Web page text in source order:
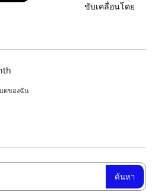
ขับเคลื่อนโดย
ดของฉัน